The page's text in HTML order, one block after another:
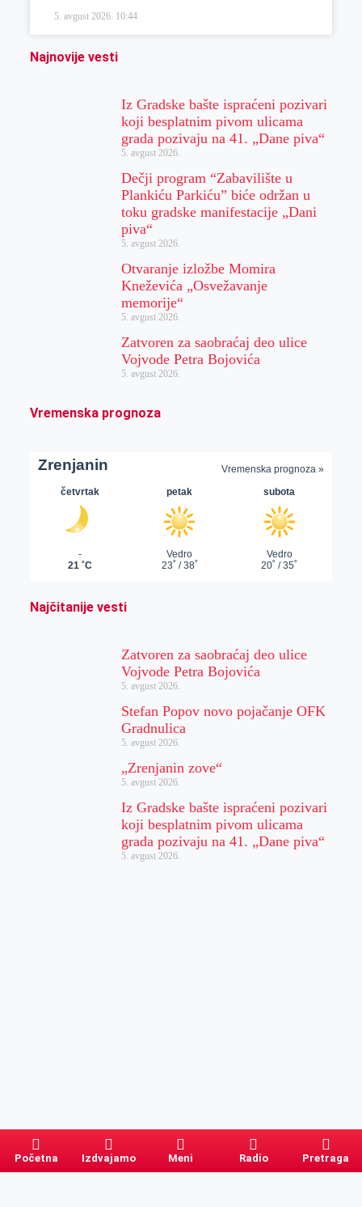
5. avgust 2026. 10:44
Najnovije vesti
Iz Gradske bašte ispraćeni pozivari
koji besplatnim pivom ulicama
grada pozivaju na 41. „Dane piva“
5. avgust 2026.
Dečji program “Zabavilište u
Plankiću Parkiću” biće održan u
toku gradske manifestacije „Dani
piva“
5. avgust 2026.
Otvaranje izložbe Momira
Kneževića „Osvežavanje
memorije“
5. avgust 2026.
Zatvoren za saobraćaj deo ulice
Vojvode Petra Bojovića
5. avgust 2026.
Vremenska prognoza
Najčitanije vesti
Zatvoren za saobraćaj deo ulice
Vojvode Petra Bojovića
5. avgust 2026.
Stefan Popov novo pojačanje OFK
Gradnulica
5. avgust 2026.
„Zrenjanin zove“
5. avgust 2026.
Iz Gradske bašte ispraćeni pozivari
koji besplatnim pivom ulicama
grada pozivaju na 41. „Dane piva“
5. avgust 2026.
Početna Izdvajamo Meni Radio Pretraga